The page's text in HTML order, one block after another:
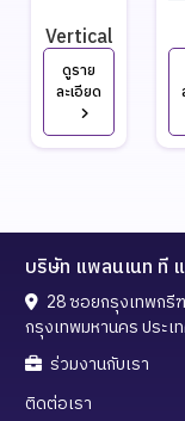
ดูราย
ละเอียด
Vertical
Lifeline
(VLL)
Lad-Saf
3M DBI-
บริษัท แพลนเนท ที
28 ซอยกรุงเทพกรี
กรุงเทพมหานคร ประเ
ร่วมงานกับเรา
ติดต่อเรา